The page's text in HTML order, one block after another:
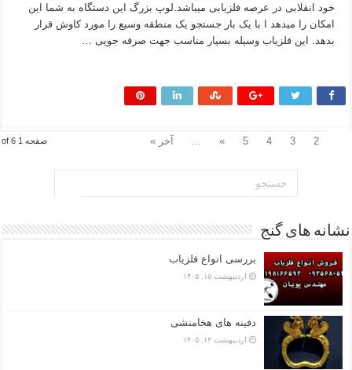
خود انقلابی در عرصه فلزیابی میباشد.لوپ بزرگ این دستگاه به شما این
امکان را میدهد ا با یک بار جستجو یک منطقه وسیع را مورد کاوش قرار
بدهد. این فلزیاب وسیله بسیار مناسب جهت صرفه جویی …
صفحه 1 of 6 2
3
4
5
» آخر »
نشانه های گنج
بررسی انواع فلزیاب
اردیبهشت ۱۵, ۱۴۰۵
دفینه های هخامنشی
اردیبهشت ۱۳, ۱۴۰۵